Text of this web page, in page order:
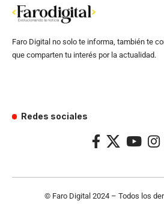
Faro Digital no solo te informa, también te
que comparten tu interés por la actualidad.
Redes sociales
© Faro Digital 2024 – Todos los